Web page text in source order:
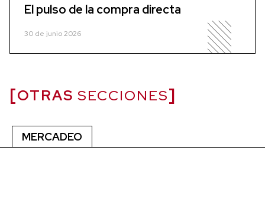
El pulso de la compra directa
30 de junio 2026
OTRAS SECCIONES
MERCADEO